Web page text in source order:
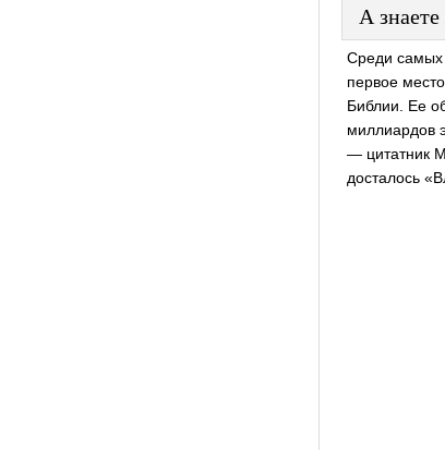
А
Среди самых
первое
Библии. Ее
миллиардов
— цитатник
досталось